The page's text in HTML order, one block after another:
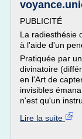
PUBLICITÉ
La radiesthésie
à l'aide d'un
Pratiquée par
divinatoire
en l'Art de
invisibles
n'est qu'un
Lire la suite